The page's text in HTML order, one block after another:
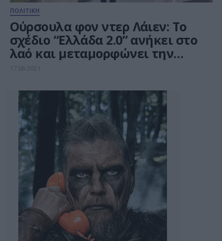
ΠΟΛΙΤΙΚΗ
Ούρσουλα φον ντερ Λάιεν: Το
σχέδιο “Ελλάδα 2.0” ανήκει στο
λαό και μεταμορφώνει την
ελληνική οικονομία
17.06.2021